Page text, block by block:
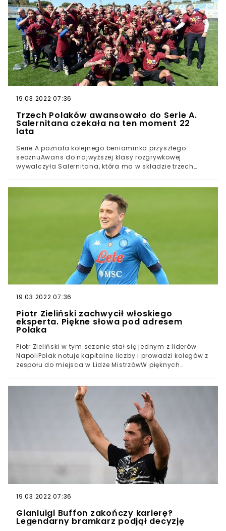
Szczęsny w niedzielę grał przeciwko Milanowi nie tylko o
ligowe punkty, ale także o swoją przyszłość. Od kilku
tygodni włoskie media informują, że po sezonie Polak
zostanie zastąpiony przez golkipera "Rossonerich"
Gianluigiego Donnarummę.I ten pojedynek bramkarzy
wygrał 22-letni Włoch. Polak zaliczył słodko gorzki
występ. Popełnił błąd przy golu Brahima Diaza, ale za to
obronił rzut karny Franck Kessiego. Mimo to "Stara
Dama" przegrała 3:0.
19.03.2022 07:36
Trzech Polaków awansowało do Serie A.
Salernitana czekała na ten moment 22
lata
Serie A poznała kolejnego beniaminka przyszłego
seoznuAwans do najwyższej klasy rozgrywkowej
wywalczyła Salernitana, która ma w składzie trzech
Patryk DziczekSerie A już od kilku lat jest "ziemią
obiecaną" dla polskich piłkarzy. Od przyszłego sezon
grono Biało-Czerwonych na boiskach najwyższej klasy
rozgrywkowej we Włoszech powiększy się o kolejnych
trzech graczy.Przed poniedziałkowymi meczami
ostatniej kolejki Serie B sytuacja była klarowna.
Rozgrywki wygrało Empoli z Szymonem Żurkowskim w
składzie, które zapewniło sobie awans już tydzień temu,
a drugie miejsce premiowane bezpośrednią promocją
do wyższej ligi zajmowała Salernitana, która, aby
utrzymać tę pozycję, musiała wygrać z Pascarą.
19.03.2022 07:36
Piotr Zieliński zachwycił włoskiego
eksperta. Piękne słowa pod adresem
Polaka
Piotr Zieliński w tym sezonie stał się jednym z liderów
NapoliPolak notuje kapitalne liczby i prowadzi kolegów z
zespołu do miejsca w Lidze MistrzówW pięknych
najlepszych, o ile nie najlepszy sezon w karierze. Polak
po słabszym początku, w którym zmagał się z
koronawirusem, w ostatnich miesiącach stał się jedną z
najważniejszych postaci Napoli.Polski pomocnik
rozegrał w tym sezonie 44 spotkania, w których strzelił 9
goli i zanotował 11 asyst. W sobotę w meczu ze Sepzią
27-latek po raz siódmy w tym sezonie wpisał się na listę
strzelców w Serie A, czym ustanowił swój osobisty
19.03.2022 07:36
Gianluigi Buffon zakończy karierę?
Legendarny bramkarz podjął decyzję